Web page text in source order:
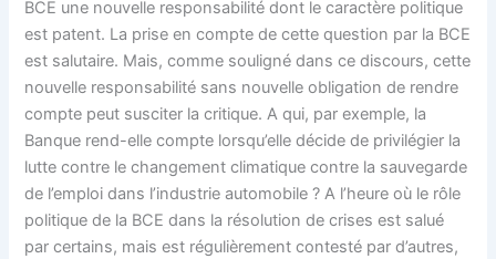
BCE une nouvelle responsabilité dont le caractère politique
est patent. La prise en compte de cette question par la BCE
est salutaire. Mais, comme souligné dans ce discours, cette
nouvelle responsabilité sans nouvelle obligation de rendre
compte peut susciter la critique. A qui, par exemple, la
Banque rend-elle compte lorsqu’elle décide de privilégier la
lutte contre le changement climatique contre la sauvegarde
de l’emploi dans l’industrie automobile ? A l’heure où le rôle
politique de la BCE dans la résolution de crises est salué
par certains, mais est régulièrement contesté par d’autres,